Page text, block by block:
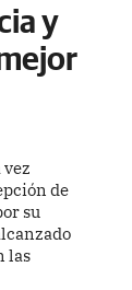
y
de
su
las